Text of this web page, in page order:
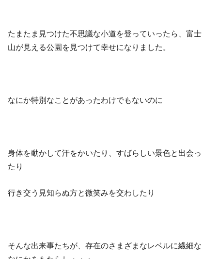
たまたま見つけた不思議な小道を登っていったら、富士
山が見える公園を見つけて幸せになりました。
なにか特別なことがあったわけでもないのに
身体を動かして汗をかいたり、すばらしい景色と出会っ
たり
行き交う見知らぬ方と微笑みを交わしたり
そんな出来事たちが、存在のさまざまなレベルに繊細な